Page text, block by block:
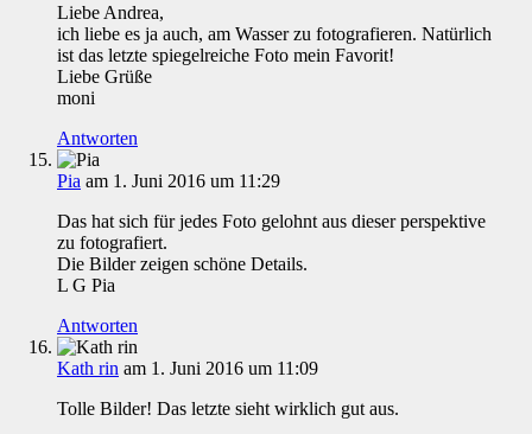
Liebe Andrea,
ich liebe es ja auch, am Wasser zu fotografieren. Natürlich
ist das letzte spiegelreiche Foto mein Favorit!
Liebe Grüße
moni
Antworten
Pia am 1. Juni 2016 um 11:29
Das hat sich für jedes Foto gelohnt aus dieser perspektive
zu fotografiert.
Die Bilder zeigen schöne Details.
L G Pia
Antworten
Kath rin am 1. Juni 2016 um 11:09
Tolle Bilder! Das letzte sieht wirklich gut aus.